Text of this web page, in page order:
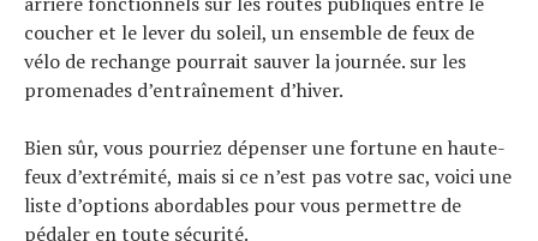
coucher et le lever du soleil, un ensemble de feux de
vélo de rechange pourrait sauver la journée. sur les
promenades d’entraînement d’hiver.
Bien sûr, vous pourriez dépenser une fortune en haute-
feux d’extrémité, mais si ce n’est pas votre sac, voici une
liste d’options abordables pour vous permettre de
pédaler en toute sécurité.